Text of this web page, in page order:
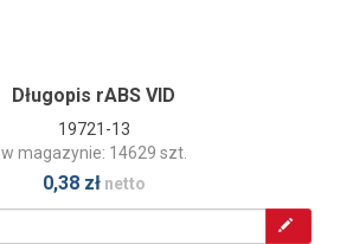
Długopis rABS VID
19721-13
w magazynie: 14629 szt.
0,38 złnetto